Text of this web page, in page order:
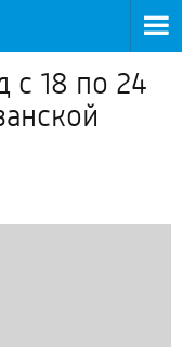
18 по 24